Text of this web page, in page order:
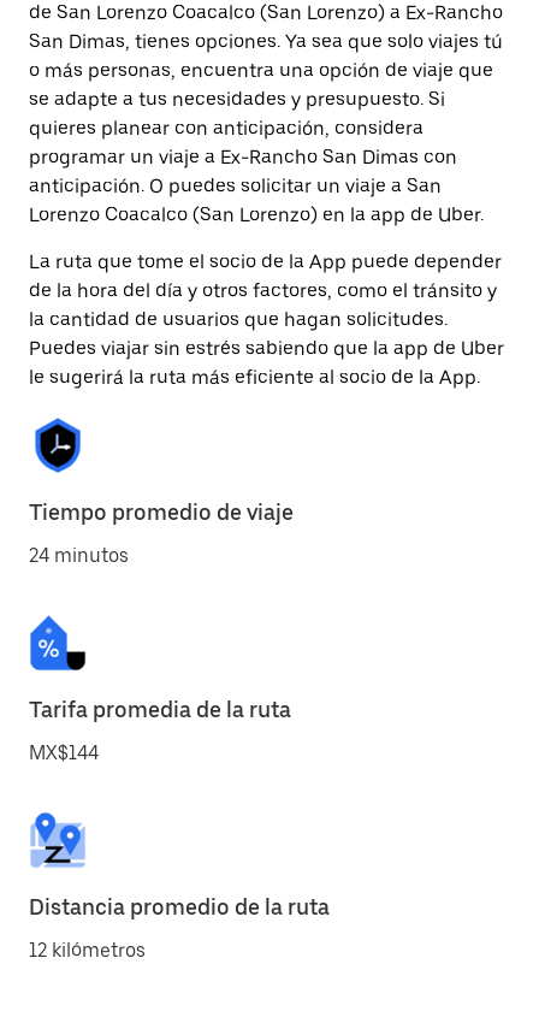
de San Lorenzo Coacalco (San Lorenzo) a Ex-Rancho
San Dimas, tienes opciones. Ya sea que solo viajes tú
o más personas, encuentra una opción de viaje que
se adapte a tus necesidades y presupuesto. Si
quieres planear con anticipación, considera
programar un viaje a Ex-Rancho San Dimas con
anticipación. O puedes solicitar un viaje a San
Lorenzo Coacalco (San Lorenzo) en la app de Uber.
La ruta que tome el socio de la App puede depender
de la hora del día y otros factores, como el tránsito y
la cantidad de usuarios que hagan solicitudes.
Puedes viajar sin estrés sabiendo que la app de Uber
le sugerirá la ruta más eficiente al socio de la App.
Tiempo promedio de viaje
24 minutos
Tarifa promedia de la ruta
MX$144
Distancia promedio de la ruta
12 kilómetros